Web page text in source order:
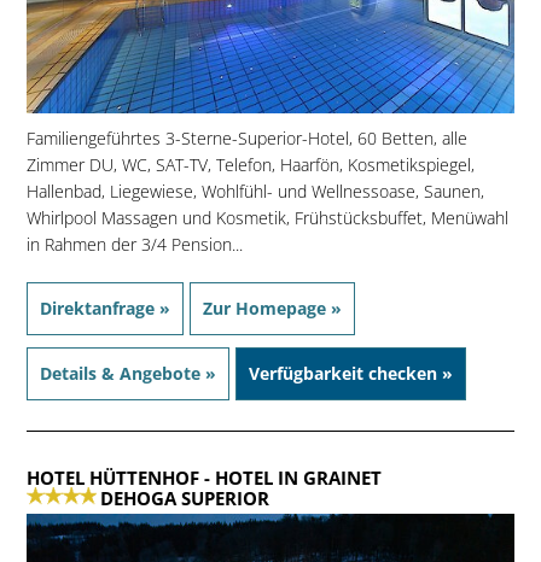
Familiengeführtes 3-Sterne-Superior-Hotel, 60 Betten, alle
Zimmer DU, WC, SAT-TV, Telefon, Haarfön, Kosmetikspiegel,
Hallenbad, Liegewiese, Wohlfühl- und Wellnessoase, Saunen,
Whirlpool Massagen und Kosmetik, Frühstücksbuffet, Menüwahl
in Rahmen der 3/4 Pension...
Direktanfrage » Zur Homepage »
Details & Angebote » Verfügbarkeit checken »
HOTEL HÜTTENHOF- HOTEL IN GRAINET
DEHOGA SUPERIOR